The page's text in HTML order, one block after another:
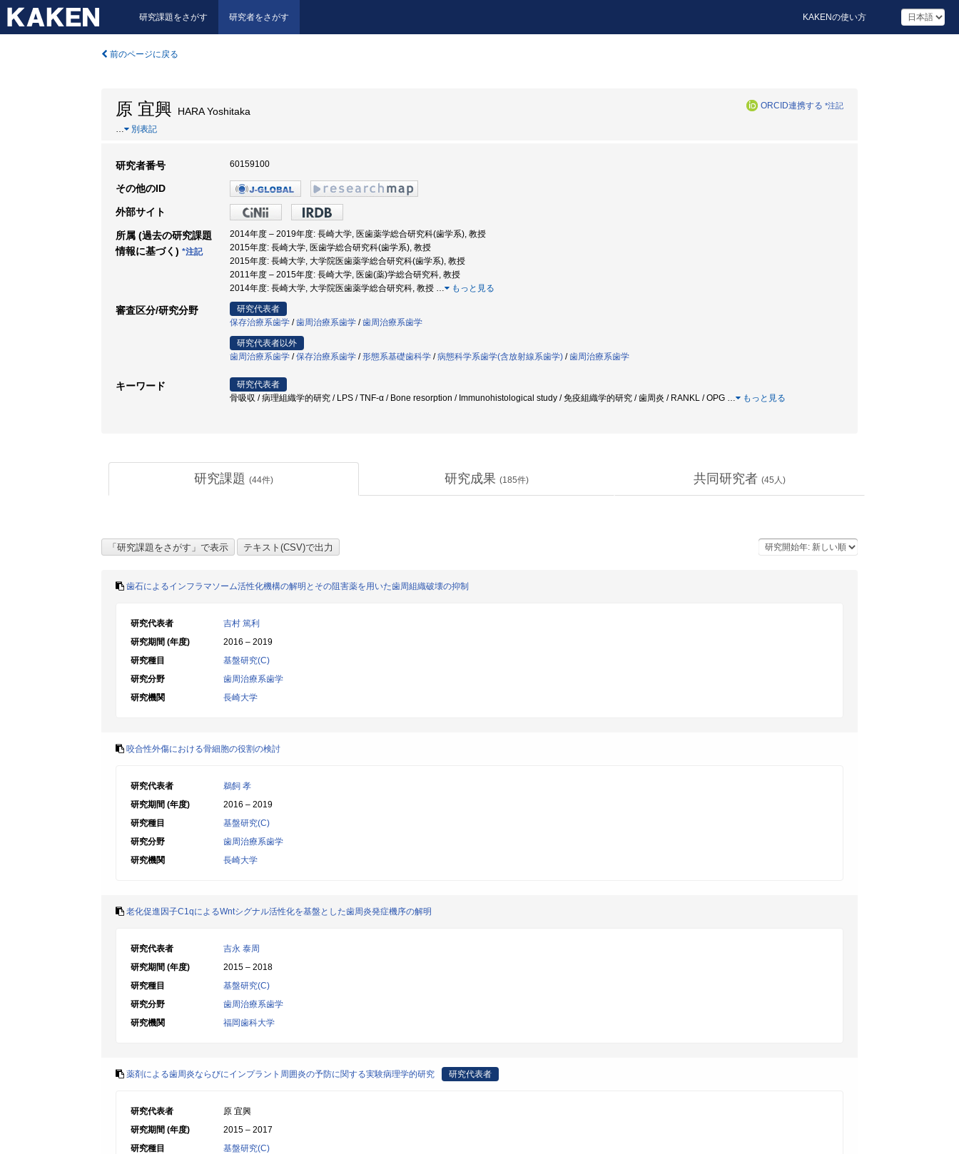
研究課題をさがす 研究者をさがす KAKENの使い方
前のページに戻る
原 宜興 HARA Yoshitaka ORCID連携する *注記
… 別表記
研究者番号 60159100
その他のID
外部サイト
所属 (過去の研究課題
情報に基づく) *注記
2014年度 – 2019年度: 長崎大学, 医歯薬学総合研究科(歯学系), 教授
2015年度: 長崎大学, 医歯学総合研究科(歯学系), 教授
2015年度: 長崎大学, 大学院医歯薬学総合研究科(歯学系), 教授
2011年度 – 2015年度: 長崎大学, 医歯(薬)学総合研究科, 教授
2014年度: 長崎大学, 大学院医歯薬学総合研究科, 教授 … もっと見る
審査区分/研究分野
研究代表者
保存治療系歯学 /歯周治療系歯学 /歯周治療系歯学
研究代表者以外
歯周治療系歯学 /保存治療系歯学 /形態系基礎歯科学 /病態科学系歯学(含放射線系歯学) /歯周治療系歯学
キーワード
研究代表者
骨吸収 / 病理組織学的研究 / LPS / TNF-α / Bone resorption / Immunohistological study / 免疫組織学的研究 / 歯周炎 / RANKL / OPG … もっと見る
研究課題 (44件) 研究成果 (185件) 共同研究者 (45 人)
歯石によるインフラマソーム活性化機構の解明とその阻害薬を用いた歯周組織破壊の抑制
研究代表者
吉村 篤利
研究期間 (年度)
2016 – 2019
研究種目
基盤研究(C)
研究分野
歯周治療系歯学
研究機関
長崎大学
咬合性外傷における骨細胞の役割の検討
研究代表者
鵜飼 孝
研究期間 (年度)
2016 – 2019
研究種目
基盤研究(C)
研究分野
歯周治療系歯学
研究機関
長崎大学
老化促進因子C1qによるWntシグナル活性化を基盤とした歯周炎発症機序の解明
研究代表者
吉永 泰周
研究期間 (年度)
2015 – 2018
研究種目
基盤研究(C)
研究分野
歯周治療系歯学
研究機関
福岡歯科大学
薬剤による歯周炎ならびにインプラント周囲炎の予防に関する実験病理学的研究 研究代表者
研究代表者
原 宜興
研究期間 (年度)
2015 – 2017
研究種目
基盤研究(C)